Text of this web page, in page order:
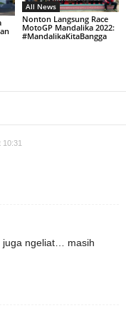
All News
Nonton Langsung Race
MotoGP Mandalika 2022:
#MandalikaKitaBangga
ngeliat… masih